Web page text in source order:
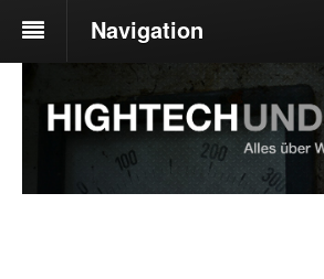
Navigation